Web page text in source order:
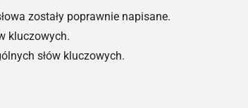
zostały poprawnie napisane.
kluczowych.
słów kluczowych.